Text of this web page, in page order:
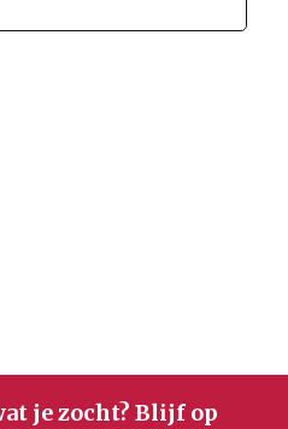
je zocht? Blijf op